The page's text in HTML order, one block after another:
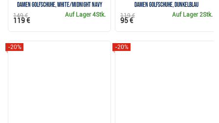
Damen Golfschuhe, white/midnight navy
Auf Lager4Stk.
149 €
119 €
Damen Golfschuhe, dunkelblau
Auf Lager 2Stk.
119 €
95 €
-20% -20%